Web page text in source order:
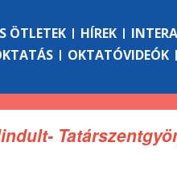
ÖTLETEK HÍREK
OKTATÓVIDEÓK